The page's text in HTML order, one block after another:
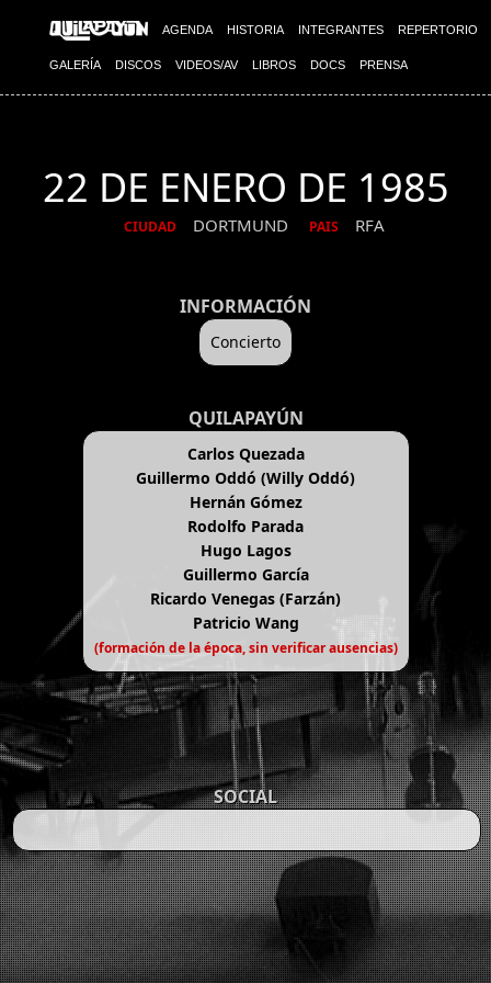
AGENDA HISTORIA INTEGRANTES REPERTORIO
GALERÍA DISCOS VIDEOS/AV LIBROS DOCS PRENSA
22 DE ENERO DE 1985
CIUDAD DORTMUND PAIS RFA
INFORMACIÓN
Concierto
QUILAPAYÚN
Carlos Quezada
Guillermo Oddó (Willy Oddó)
Hernán Gómez
Rodolfo Parada
Hugo Lagos
Guillermo García
Ricardo Venegas (Farzán)
Patricio Wang
(formación de la época, sin verificar ausencias)
SOCIAL